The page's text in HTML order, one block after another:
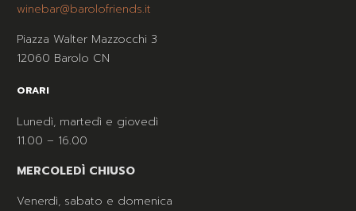
winebar@barolofriends.it
Piazza Walter Mazzocchi 3
12060 Barolo CN
ORARI
Lunedì, martedì e giovedì
11.00 – 16.00
MERCOLEDÌ CHIUSO
Venerdì, sabato e domenica